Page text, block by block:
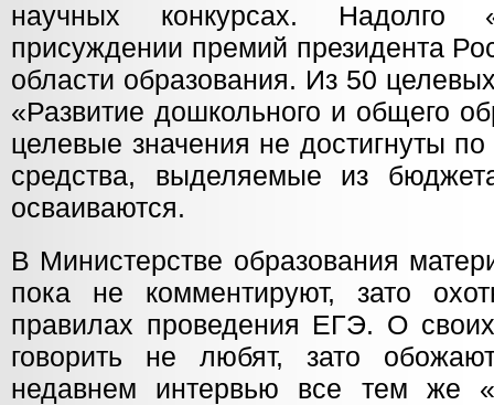
научных конкурсах. Надолго
присуждении премий президента
области образования. Из 50
«Развитие дошкольного и общего
целевые значения не достигнуты
средства, выделяемые из
осваиваются.
В Министерстве образования
пока не комментируют, зато
правилах проведения ЕГЭ. О
говорить не любят, зато
недавнем интервью все тем же «